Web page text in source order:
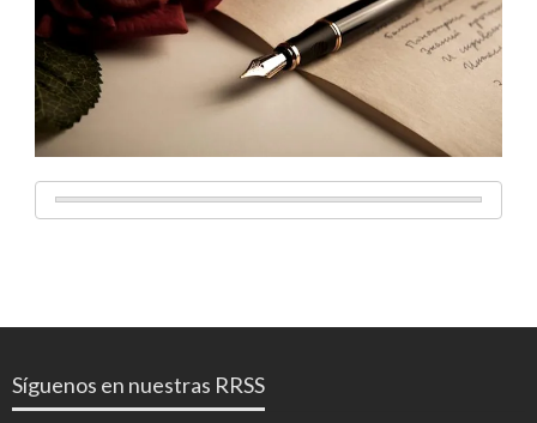
Síguenos en nuestras RRSS